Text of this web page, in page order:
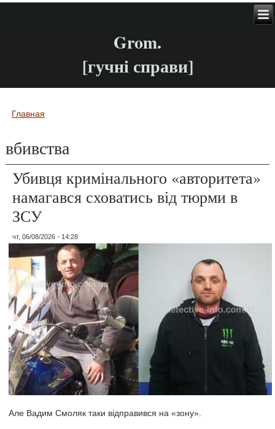
Grom.
[гучні справи]
Вы здесь
Главная
вбивства
Убивця кримінального «авторитета»
намагався сховатись від тюрми в
ЗСУ
чт, 06/08/2026 - 14:28
Але Вадим Смоляк таки відправився на «зону».